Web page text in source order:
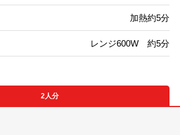
加熱約5分
レンジ600W 約5分
2人分